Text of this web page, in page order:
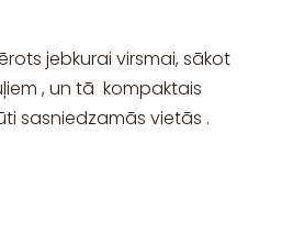
jebkurai virsmai, sākot
, un tā kompaktais
sasniedzamās vietās .